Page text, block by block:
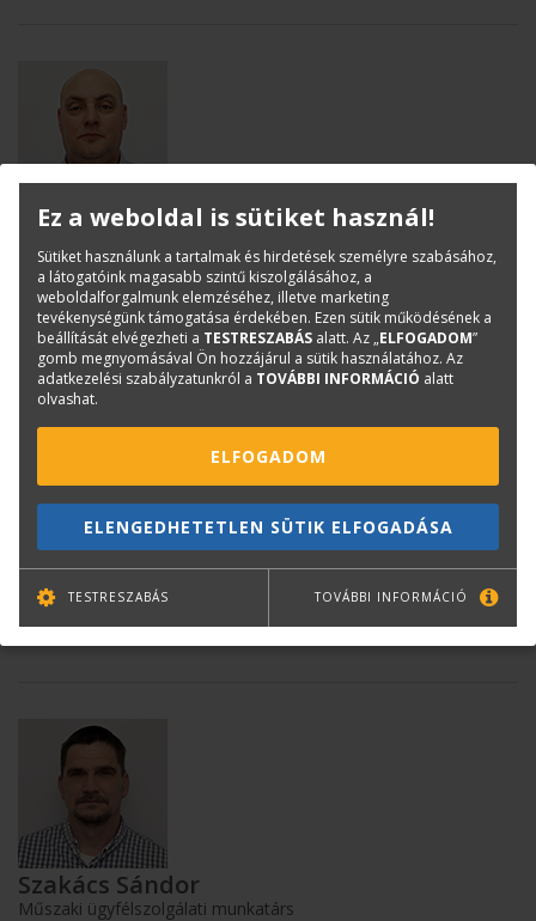
Kurinyec Péter
Értékesítési ügyintéző
peter.kurinyec@terc.hu
+36 20 318 3683
Kuti Krisztina
support@terc.hu
+36 70 670 5195
Szakács Sándor
Műszaki ügyfélszolgálati munkatárs
Ez a weboldal is sütiket használ!
Sütiket használunk a tartalmak és hirdetések személyre szabásához,
a látogatóink magasabb szintű kiszolgálásához, a
weboldalforgalmunk elemzéséhez, illetve marketing
tevékenységünk támogatása érdekében. Ezen sütik működésének a
beállítását elvégezheti a TESTRESZABÁS alatt. Az „ELFOGADOM”
gomb megnyomásával Ön hozzájárul a sütik használatához. Az
adatkezelési szabályzatunkról a TOVÁBBI INFORMÁCIÓ alatt
olvashat.
ELFOGADOM
ELENGEDHETETLEN SÜTIK ELFOGADÁSA
TESTRESZABÁS TOVÁBBI INFORMÁCIÓ